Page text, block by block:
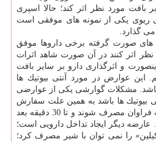
بافت مورد نظر اثر كند؛ حالا اسپری
ریوی یكی از نمونه های موفقی است
گذارد.
های صورت گرفته برخی داروها موفق
اثر كنند در آن صورت شاهد اثرات
و اثرگذاری دارو بر سایر بافت
این عوارض در مورد آنتی بیوتیك ها
مشكلات گوارشی یكی از عوارضی
بیوتیك ها باشد به همین علت سفارش
می شود آنتی بیوتیك ها با آب فراوان مصرف شوند و تا 30 دقیقه بعد
دیگر ایجاد تداخل دارویی است؛
را نمی توان با شیر مصرف كرد؛